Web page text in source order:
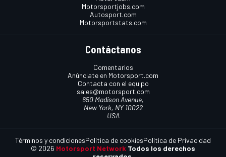
Motorsportjobs.com
Autosport.com
Motorsportstats.com
Contáctanos
Comentarios
Anúnciate en Motorsport.com
Contacta con el equipo
sales@motorsport.com
650 Madison Avenue,
New York, NY 10022
USA
© 2026 Motorsport Network Todos los derechos
Términos y condicionesPolítica de cookiesPolítica de Privacidad